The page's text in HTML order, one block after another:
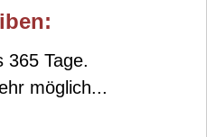
365 Tage.
möglich...